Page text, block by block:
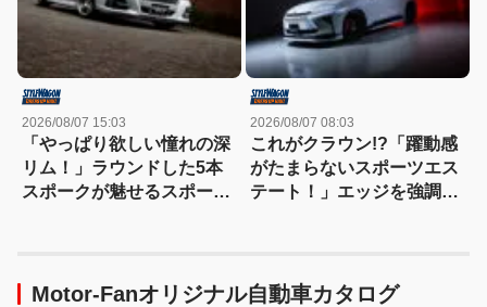
2026/08/07 15:03
「やっぱり欲しい憧れの深
リム！」ラウンドした5本
スポークが魅せるスポーツ
2026/08/07 08:03
これがクラウン!?「躍動感
がたまらないスポーツエス
テート！」エッジを強調し
Motor-Fanオリジナル自動車カタログ